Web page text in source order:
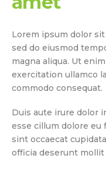
Lorem ipsum dolor
sed do eiusmod
magna aliqua. Ut
exercitation ullamco
commodo consequat.
Duis aute irure dolor
esse cillum dolore eu
sint occaecat
officia deserunt mollit